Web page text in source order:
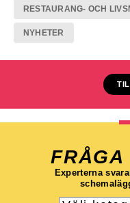
RESTAURANG- OCH
NYHETER
Experterna